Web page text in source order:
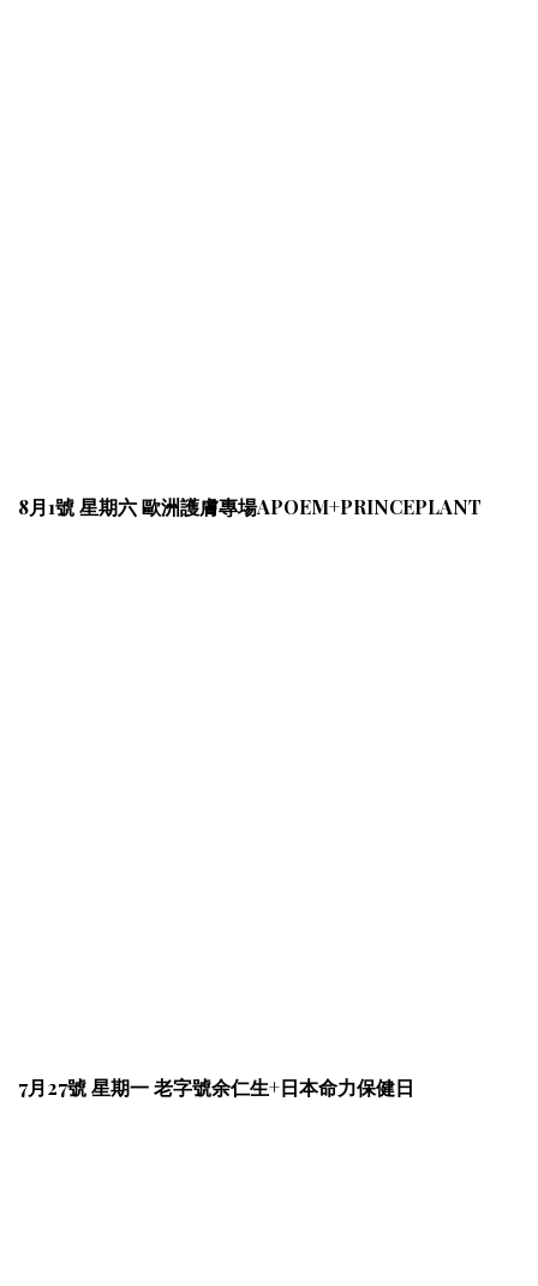
8月1號 星期六 歐洲護膚專場APOEM+PRINCEPLANT
7月27號 星期一 老字號余仁生+日本命力保健日